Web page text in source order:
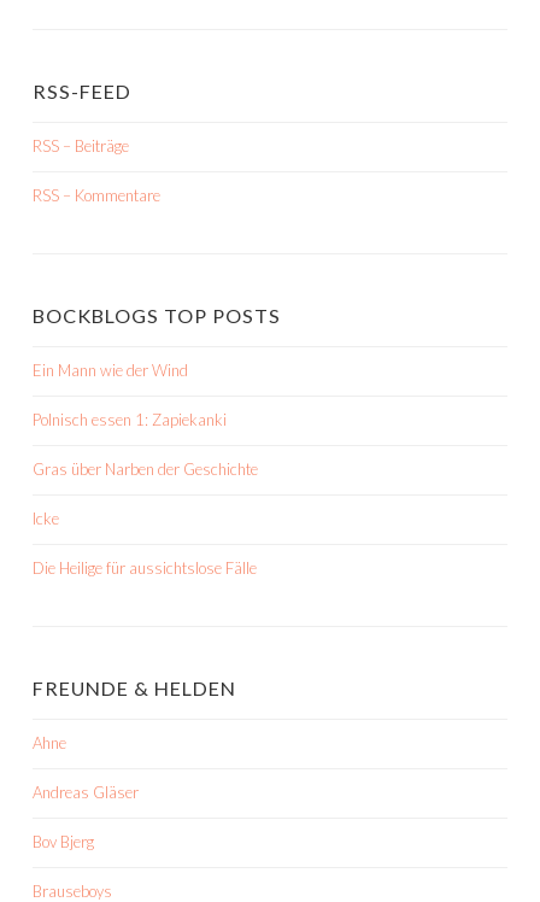
RSS-FEED
RSS – Beiträge
RSS – Kommentare
BOCKBLOGS TOP POSTS
Ein Mann wie der Wind
Polnisch essen 1: Zapiekanki
Gras über Narben der Geschichte
Icke
Die Heilige für aussichtslose Fälle
FREUNDE & HELDEN
Ahne
Andreas Gläser
Bov Bjerg
Brauseboys